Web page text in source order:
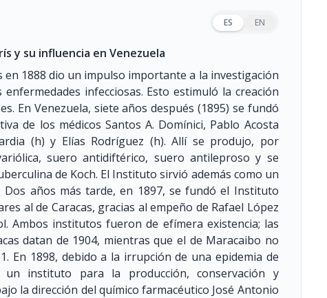
ES EN
y su influencia en Venezuela
1888 dio un impulso importante a la investigación
infecciosas. Esto estimuló la creación
En Venezuela, siete años después (1895) se fundó
de los médicos Santos A. Domínici, Pablo Acosta
(h) y Elías Rodríguez (h). Allí se produjo, por
suero antidiftérico, suero antileproso y se
de Koch. El Instituto sirvió además como un
años más tarde, en 1897, se fundó el Instituto
al de Caracas, gracias al empeño de Rafael López
Ambos institutos fueron de efímera existencia; las
datan de 1904, mientras que el de Maracaibo no
En 1898, debido a la irrupción de una epidemia de
instituto para la producción, conservación y
la dirección del químico farmacéutico José Antonio